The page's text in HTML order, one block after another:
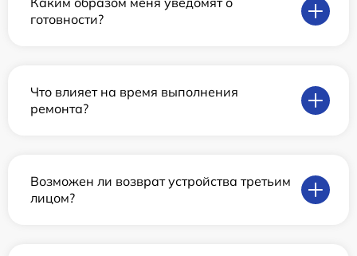
готовности?
Что влияет на время выполнения
ремонта?
Возможен ли возврат устройства третьим
лицом?